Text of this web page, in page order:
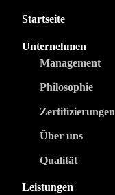
Startseite
Unternehmen
Management
Philosophie
Zertifizierungen
Über uns
Qualität
Leistungen